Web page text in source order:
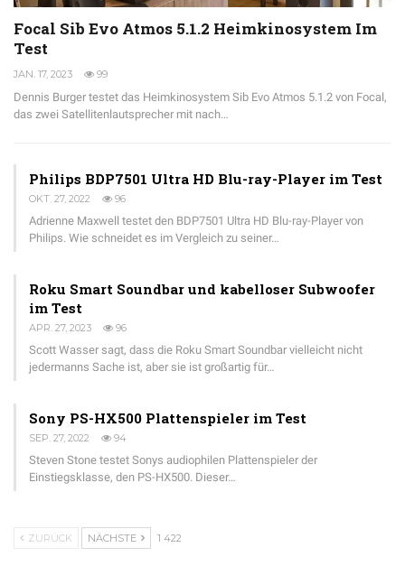
Focal Sib Evo Atmos 5.1.2 Heimkinosystem Im
Test
JAN. 17, 2023 99
Dennis Burger testet das Heimkinosystem Sib Evo Atmos 5.1.2 von Focal,
das zwei Satellitenlautsprecher mit nach…
Philips BDP7501 Ultra HD Blu-ray-Player im Test
OKT. 27, 2022 96
Adrienne Maxwell testet den BDP7501 Ultra HD Blu-ray-Player von
Philips. Wie schneidet es im Vergleich zu seiner…
Roku Smart Soundbar und kabelloser Subwoofer
im Test
APR. 27, 2023 96
Scott Wasser sagt, dass die Roku Smart Soundbar vielleicht nicht
jedermanns Sache ist, aber sie ist großartig für…
Sony PS-HX500 Plattenspieler im Test
SEP. 27, 2022 94
Steven Stone testet Sonys audiophilen Plattenspieler der
Einstiegsklasse, den PS-HX500. Dieser…
ZURÜCK NÄCHSTE 1 422